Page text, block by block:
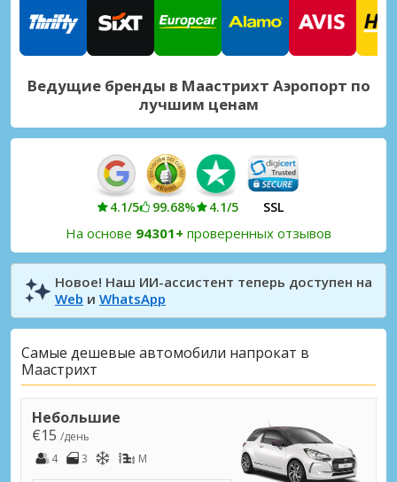
Ведущие бренды в Маастрихт Аэропорт по
лучшим ценам
4.1/5 99.68% 4.1/5 SSL
На основе 94301+ проверенных отзывов
Новое! Наш ИИ-ассистент теперь доступен на
Web и WhatsApp
Самые дешевые автомобили напрокат в
Маастрихт
Небольшие
€15 /день
4
3 M